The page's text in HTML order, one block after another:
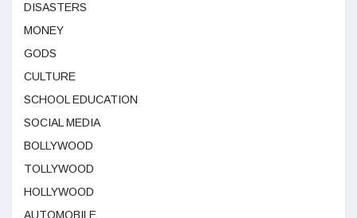
DISASTERS
MONEY
GODS
CULTURE
SCHOOL EDUCATION
SOCIAL MEDIA
BOLLYWOOD
TOLLYWOOD
HOLLYWOOD
AUTOMOBILE